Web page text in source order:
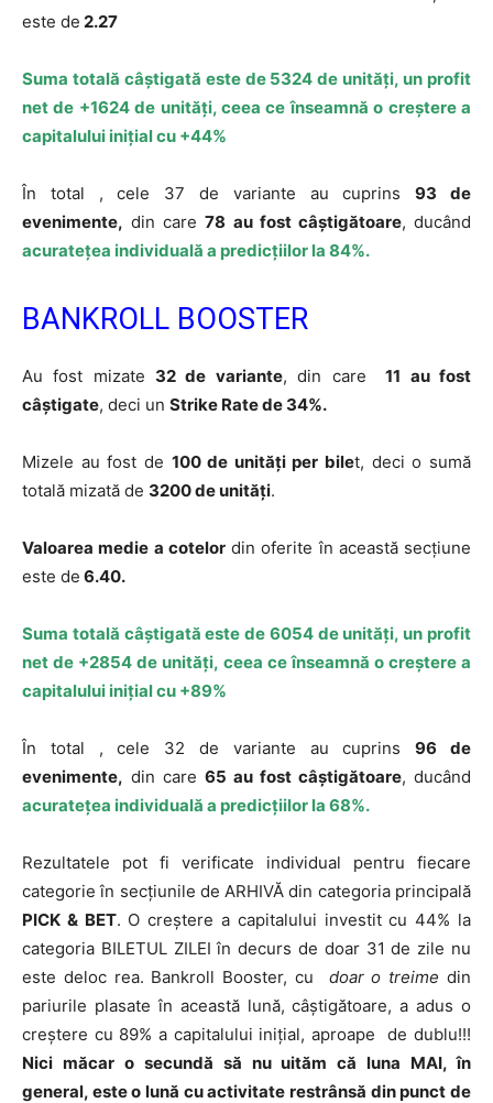
este de 2.27
Suma totală câștigată este de 5324 de unități, un profit
net de +1624 de unități, ceea ce înseamnă o creștere a
capitalului inițial cu +44%
În total , cele 37 de variante au cuprins93 de
evenimente, din care78 au fost câștigătoare, ducând
acuratețea individuală a predicțiilor la 84%.
BANKROLL BOOSTER
Au fost mizate 32 de variante, din care
11 au fost
câștigate, deci un Strike Rate de 34%.
Mizele au fost de 100 de unități per bilet, deci o sumă
totală mizată de 3200 de unități.
Valoarea medie a cotelordin oferite în această secțiune
este de 6.40.
Suma totală câștigată este de 6054 de unități, un profit
net de +2854 de unități, ceea ce înseamnă o creștere a
capitalului inițial cu +89%
În total , cele 32 de variante au cuprins96 de
evenimente, din care 65 au fost câștigătoare, ducând
acuratețea individuală a predicțiilor la 68%.
Rezultatele pot fi verificate individual pentru fiecare
categorie în secțiunile de ARHIVĂ din categoria principală
PICK & BET. O creștere a capitalului investit cu 44% la
categoria BILETUL ZILEI în decurs de doar 31 de zile nu
este deloc rea. Bankroll Booster, cu doar o treime din
pariurile plasate în această lună, câștigătoare, a adus o
creștere cu 89% a capitalului inițial, aproape de dublu!!!
Nici măcar o secundă să nu uităm că luna MAI, în
general, este o lună cu activitate restrânsă din punct de